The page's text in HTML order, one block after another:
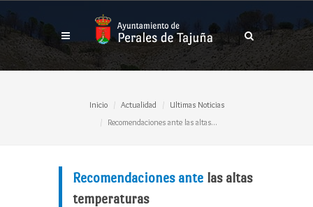
Inicio Actualidad
Ultimas Noticias
Recomendaciones ante las altas...
Recomendaciones ante las altas
temperaturas